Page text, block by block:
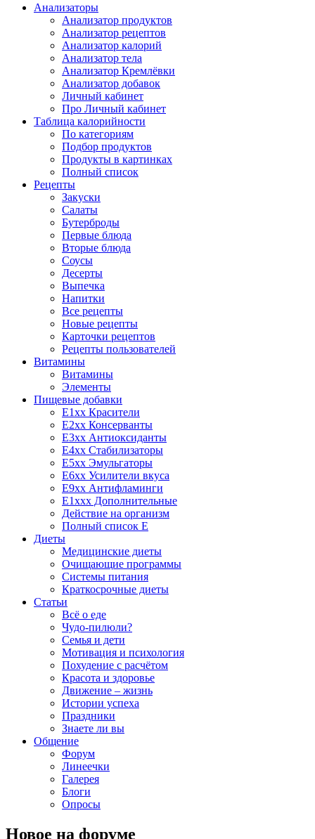
Анализаторы
Анализатор продуктов
Анализатор рецептов
Анализатор калорий
Анализатор тела
Анализатор Кремлёвки
Анализатор добавок
Личный кабинет
Про Личный кабинет
Таблица калорийности
По категориям
Подбор продуктов
Продукты в картинках
Полный список
Рецепты
Закуски
Салаты
Бутерброды
Первые блюда
Вторые блюда
Соусы
Десерты
Выпечка
Напитки
Все рецепты
Новые рецепты
Карточки рецептов
Рецепты пользователей
Витамины
Витамины
Элементы
Пищевые добавки
E1xx Красители
E2xx Консерванты
E3xx Антиоксиданты
E4xx Стабилизаторы
E5xx Эмульгаторы
E6xx Усилители вкуса
E9xx Антифламинги
E1xxx Дополнительные
Действие на организм
Полный список E
Диеты
Медицинские диеты
Очищающие программы
Системы питания
Краткосрочные диеты
Статьи
Всё о еде
Чудо-пилюли?
Семья и дети
Мотивация и психология
Похудение с расчётом
Красота и здоровье
Движение – жизнь
Истории успеха
Праздники
Знаете ли вы
Общение
Форум
Линеечки
Галерея
Блоги
Опросы
Новое на форуме